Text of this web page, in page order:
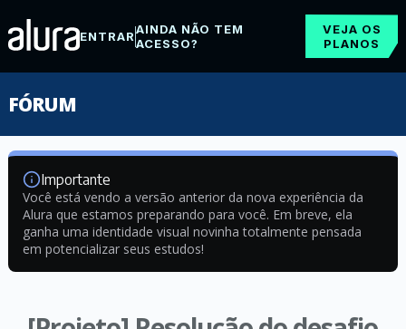
ENTRARAINDA NÃO TEM
ACESSO?
VEJA OS
PLANOS
FÓRUM
Importante
Você está vendo a versão anterior da nova experiência da
Alura que estamos preparando para você. Em breve, ela
ganha uma identidade visual novinha totalmente pensada
em potencializar seus estudos!